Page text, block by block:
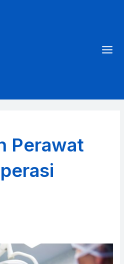
Perawat